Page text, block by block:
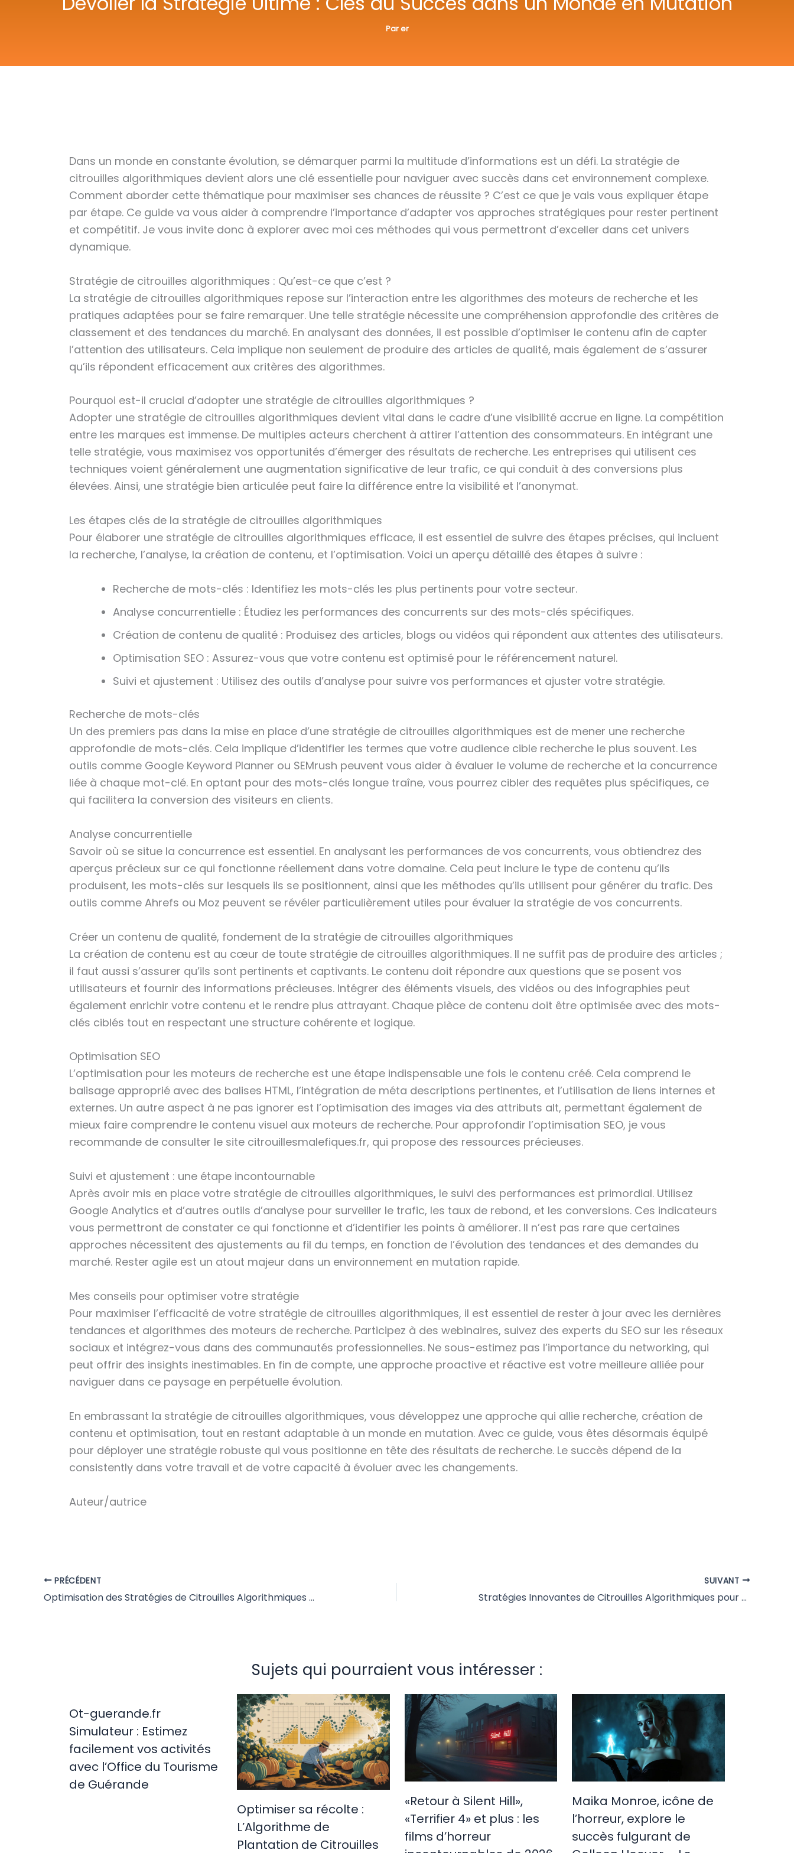
Parer
Dans un monde en constante évolution, se démarquer parmi la multitude d’informations est un défi. La stratégie de
citrouilles algorithmiques devient alors une clé essentielle pour naviguer avec succès dans cet environnement complexe.
Comment aborder cette thématique pour maximiser ses chances de réussite ? C’est ce que je vais vous expliquer étape
par étape. Ce guide va vous aider à comprendre l’importance d’adapter vos approches stratégiques pour rester pertinent
et compétitif. Je vous invite donc à explorer avec moi ces méthodes qui vous permettront d’exceller dans cet univers
dynamique.
Stratégie de citrouilles algorithmiques : Qu’est-ce que c’est ?
La stratégie de citrouilles algorithmiques repose sur l’interaction entre les algorithmes des moteurs de recherche et les
pratiques adaptées pour se faire remarquer. Une telle stratégie nécessite une compréhension approfondie des critères de
classement et des tendances du marché. En analysant des données, il est possible d’optimiser le contenu afin de capter
l’attention des utilisateurs. Cela implique non seulement de produire des articles de qualité, mais également de s’assurer
qu’ils répondent efficacement aux critères des algorithmes.
Pourquoi est-il crucial d’adopter une stratégie de citrouilles algorithmiques ?
Adopter une stratégie de citrouilles algorithmiques devient vital dans le cadre d’une visibilité accrue en ligne. La compétition
entre les marques est immense. De multiples acteurs cherchent à attirer l’attention des consommateurs. En intégrant une
telle stratégie, vous maximisez vos opportunités d’émerger des résultats de recherche. Les entreprises qui utilisent ces
techniques voient généralement une augmentation significative de leur trafic, ce qui conduit à des conversions plus
élevées. Ainsi, une stratégie bien articulée peut faire la différence entre la visibilité et l’anonymat.
Les étapes clés de la stratégie de citrouilles algorithmiques
Pour élaborer une stratégie de citrouilles algorithmiques efficace, il est essentiel de suivre des étapes précises, qui incluent
la recherche, l’analyse, la création de contenu, et l’optimisation. Voici un aperçu détaillé des étapes à suivre :
Recherche de mots-clés : Identifiez les mots-clés les plus pertinents pour votre secteur.
Analyse concurrentielle : Étudiez les performances des concurrents sur des mots-clés spécifiques.
Création de contenu de qualité : Produisez des articles, blogs ou vidéos qui répondent aux attentes des utilisateurs.
Optimisation SEO : Assurez-vous que votre contenu est optimisé pour le référencement naturel.
Suivi et ajustement : Utilisez des outils d’analyse pour suivre vos performances et ajuster votre stratégie.
Recherche de mots-clés
Un des premiers pas dans la mise en place d’une stratégie de citrouilles algorithmiques est de mener une recherche
approfondie de mots-clés. Cela implique d’identifier les termes que votre audience cible recherche le plus souvent. Les
outils comme Google Keyword Planner ou SEMrush peuvent vous aider à évaluer le volume de recherche et la concurrence
liée à chaque mot-clé. En optant pour des mots-clés longue traîne, vous pourrez cibler des requêtes plus spécifiques, ce
qui facilitera la conversion des visiteurs en clients.
Analyse concurrentielle
Savoir où se situe la concurrence est essentiel. En analysant les performances de vos concurrents, vous obtiendrez des
aperçus précieux sur ce qui fonctionne réellement dans votre domaine. Cela peut inclure le type de contenu qu’ils
produisent, les mots-clés sur lesquels ils se positionnent, ainsi que les méthodes qu’ils utilisent pour générer du trafic. Des
outils comme Ahrefs ou Moz peuvent se révéler particulièrement utiles pour évaluer la stratégie de vos concurrents.
Créer un contenu de qualité, fondement de la stratégie de citrouilles algorithmiques
La création de contenu est au cœur de toute stratégie de citrouilles algorithmiques. Il ne suffit pas de produire des articles ;
il faut aussi s’assurer qu’ils sont pertinents et captivants. Le contenu doit répondre aux questions que se posent vos
utilisateurs et fournir des informations précieuses. Intégrer des éléments visuels, des vidéos ou des infographies peut
également enrichir votre contenu et le rendre plus attrayant. Chaque pièce de contenu doit être optimisée avec des mots-
clés ciblés tout en respectant une structure cohérente et logique.
Optimisation SEO
L’optimisation pour les moteurs de recherche est une étape indispensable une fois le contenu créé. Cela comprend le
balisage approprié avec des balises HTML, l’intégration de méta descriptions pertinentes, et l’utilisation de liens internes et
externes. Un autre aspect à ne pas ignorer est l’optimisation des images via des attributs alt, permettant également de
mieux faire comprendre le contenu visuel aux moteurs de recherche. Pour approfondir l’optimisation SEO, je vous
recommande de consulter le site citrouillesmalefiques.fr, qui propose des ressources précieuses.
Suivi et ajustement : une étape incontournable
Après avoir mis en place votre stratégie de citrouilles algorithmiques, le suivi des performances est primordial. Utilisez
Google Analytics et d’autres outils d’analyse pour surveiller le trafic, les taux de rebond, et les conversions. Ces indicateurs
vous permettront de constater ce qui fonctionne et d’identifier les points à améliorer. Il n’est pas rare que certaines
approches nécessitent des ajustements au fil du temps, en fonction de l’évolution des tendances et des demandes du
marché. Rester agile est un atout majeur dans un environnement en mutation rapide.
Mes conseils pour optimiser votre stratégie
Pour maximiser l’efficacité de votre stratégie de citrouilles algorithmiques, il est essentiel de rester à jour avec les dernières
tendances et algorithmes des moteurs de recherche. Participez à des webinaires, suivez des experts du SEO sur les réseaux
sociaux et intégrez-vous dans des communautés professionnelles. Ne sous-estimez pas l’importance du networking, qui
peut offrir des insights inestimables. En fin de compte, une approche proactive et réactive est votre meilleure alliée pour
naviguer dans ce paysage en perpétuelle évolution.
En embrassant la stratégie de citrouilles algorithmiques, vous développez une approche qui allie recherche, création de
contenu et optimisation, tout en restant adaptable à un monde en mutation. Avec ce guide, vous êtes désormais équipé
pour déployer une stratégie robuste qui vous positionne en tête des résultats de recherche. Le succès dépend de la
consistently dans votre travail et de votre capacité à évoluer avec les changements.
Auteur/autrice
PRÉCÉDENT
Optimisation des Stratégies de Citrouilles Algorithmiques pour Améliorer la Qualité des Fruits : Approches Innovantes et Perspectives Future
SUIVANT
Stratégies Innovantes de Citrouilles Algorithmiques pour Renforcer la Résistance aux Intempéries
Sujets qui pourraient vous intéresser :
Ot-guerande.fr
Simulateur : Estimez
facilement vos activités
avec l’Office du Tourisme
de Guérande
Optimiser sa récolte :
L’Algorithme de
Plantation de Citrouilles
«Retour à Silent Hill»,
«Terrifier 4» et plus : les
films d’horreur
Maika Monroe, icône de
l’horreur, explore le
succès fulgurant de